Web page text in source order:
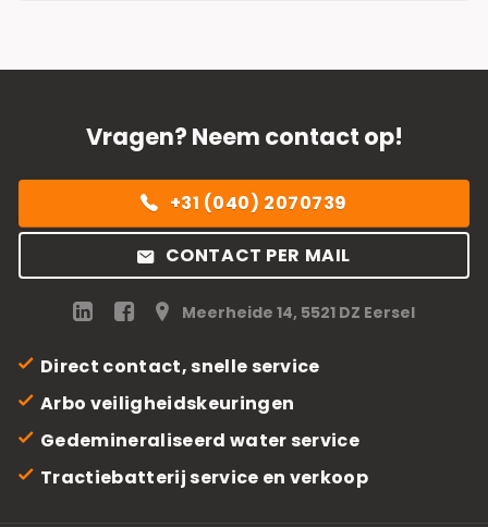
Vragen? Neem contact op!
+31 (040) 2070739
CONTACT PER MAIL
Meerheide 14, 5521 DZ Eersel
Direct contact, snelle service
Arbo veiligheidskeuringen
Gedemineraliseerd water service
Tractiebatterij service en verkoop